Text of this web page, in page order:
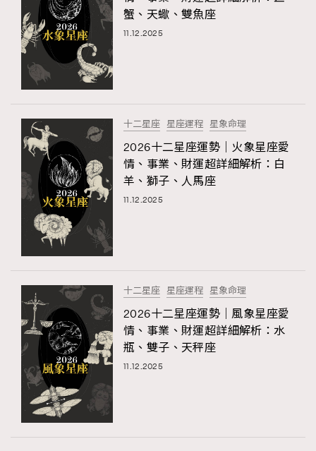
蟹、天蠍、雙魚座
11.12.2025
十二星座 星座運程 星象命理
2026十二星座運勢｜火象星座愛
情、事業、財運超詳細解析：白
羊、獅子、人馬座
11.12.2025
十二星座 星座運程 星象命理
2026十二星座運勢｜風象星座愛
情、事業、財運超詳細解析：水
瓶、雙子、天秤座
11.12.2025